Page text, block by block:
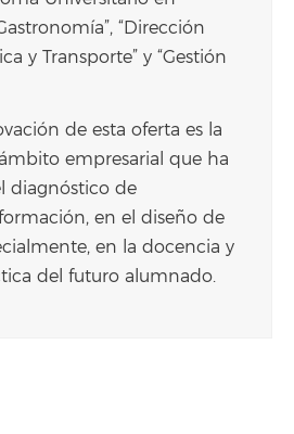
“Dirección
y Transporte” y “Gestión
de esta oferta es la
empresarial que ha
diagnóstico de
en el diseño de
en la docencia y
del futuro alumnado.